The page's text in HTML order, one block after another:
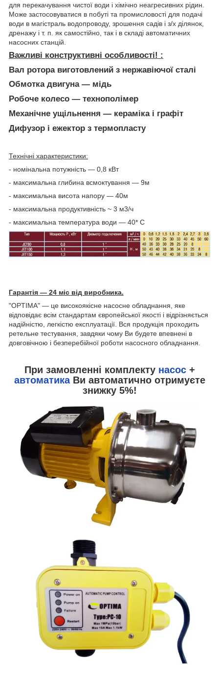
для перекачування чистої води і хімічно неагресивних рідин.
Може застосовуватися в побуті та промисловості для подачі
води в магістраль водопроводу, зрошення садів і з/х ділянок,
дренажу і т. п. як самостійно, так і в складі автоматичних
насосних станцій.
Важливі конструктивні особливості! :
Вал ротора виготовлений з нержавіючої сталі
Обмотка двигуна ― мідь
Робоче колесо ― технополімер
Механічне ущільнення ― кераміка і графіт
Дифузор і ежектор з термопласту
Технічні характеристики:
- номінальна потужність ― 0,8 кВт
- максимальна глибина всмоктування ― 9м
- максимальна висота напору ― 40м
- максимальна продуктивність ~ 3 м3/ч
- максимальна температура води ― 40* С
Гарантія ― 24 міс від виробника.
"OPTIMA" ― це високоякісне насосне обладнання, яке
відповідає всім стандартам європейської якості і відрізняється
надійністю, легкістю експлуатації. Вся продукція проходить
ретельне тестування, завдяки чому Ви будете впевнені в
довговічною і безперебійної роботи насосного обладнання.
При замовленні комплекту насос +
автоматика Ви автоматично отримуєте
знижку 5%!